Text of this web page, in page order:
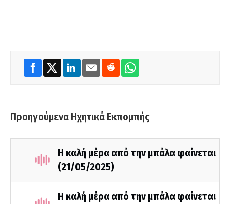
Προηγούμενα Ηχητικά Εκπομπής
Η καλή μέρα από την μπάλα φαίνεται
(21/05/2025)
Η καλή μέρα από την μπάλα φαίνεται